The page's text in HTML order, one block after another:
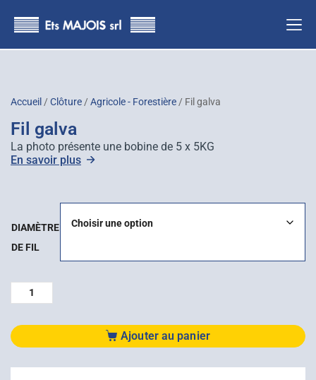
Accueil / Clôture / Agricole - Forestière / Fil galva
Fil galva
La photo présente une bobine de 5 x 5KG
En savoir plus
DIAMÈTRE
DE FIL
Ajouter au panier